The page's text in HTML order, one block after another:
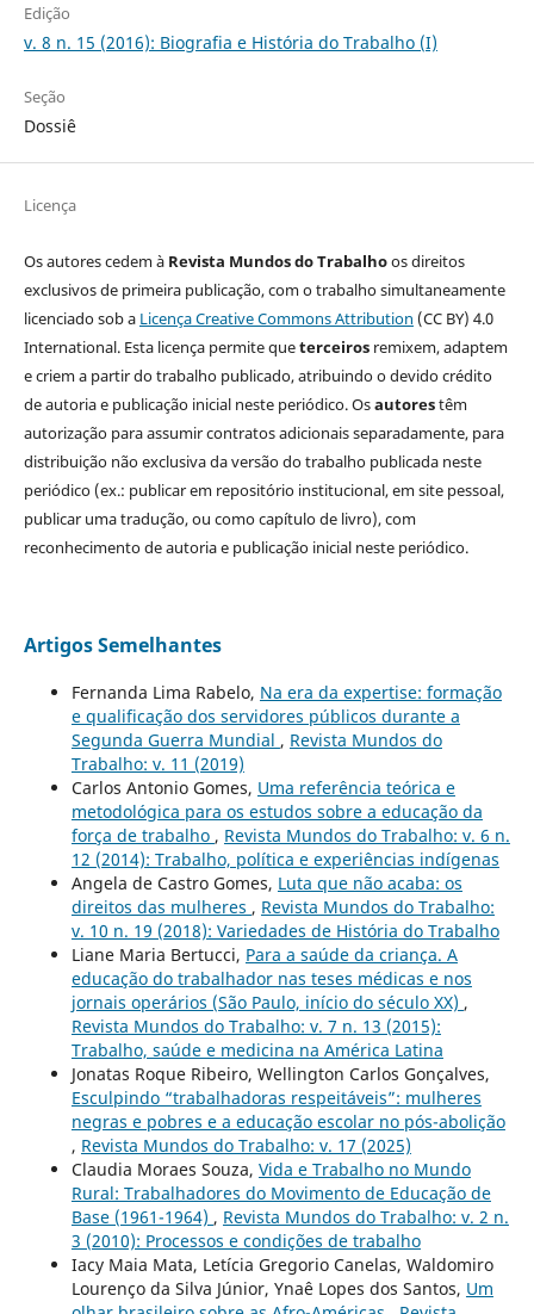
Edição
v. 8 n. 15 (2016): Biografia e História do Trabalho (I)
Seção
Dossiê
Licença
Os autores cedem à Revista Mundos do Trabalhoos direitos
exclusivos de primeira publicação, com o trabalho simultaneamente
licenciado sob a Licença Creative Commons Attribution (CC BY) 4.0
International. Esta licença permite queterceirosremixem, adaptem
e criem a partir do trabalho publicado, atribuindo o devido crédito
de autoria e publicação inicial neste periódico. Osautorestêm
autorização para assumir contratos adicionais separadamente, para
distribuição não exclusiva da versão do trabalho publicada neste
periódico (ex.: publicar em repositório institucional, em site pessoal,
publicar uma tradução, ou como capítulo de livro), com
reconhecimento de autoria e publicação inicial neste periódico.
Artigos Semelhantes
Fernanda Lima Rabelo, Na era da expertise: formação
e qualificação dos servidores públicos durante a
Segunda Guerra Mundial , Revista Mundos do
Trabalho: v. 11 (2019)
Carlos Antonio Gomes, Uma referência teórica e
metodológica para os estudos sobre a educação da
força de trabalho , Revista Mundos do Trabalho: v. 6 n.
12 (2014): Trabalho, política e experiências indígenas
Angela de Castro Gomes, Luta que não acaba: os
direitos das mulheres , Revista Mundos do Trabalho:
v. 10 n. 19 (2018): Variedades de História do Trabalho
Liane Maria Bertucci, Para a saúde da criança. A
educação do trabalhador nas teses médicas e nos
jornais operários (São Paulo, início do século XX) ,
Revista Mundos do Trabalho: v. 7 n. 13 (2015):
Trabalho, saúde e medicina na América Latina
Jonatas Roque Ribeiro, Wellington Carlos Gonçalves,
Esculpindo “trabalhadoras respeitáveis”: mulheres
negras e pobres e a educação escolar no pós-abolição
, Revista Mundos do Trabalho: v. 17 (2025)
Claudia Moraes Souza, Vida e Trabalho no Mundo
Rural: Trabalhadores do Movimento de Educação de
Base (1961-1964) , Revista Mundos do Trabalho: v. 2 n.
3 (2010): Processos e condições de trabalho
Iacy Maia Mata, Letícia Gregorio Canelas, Waldomiro
Lourenço da Silva Júnior, Ynaê Lopes dos Santos, Um